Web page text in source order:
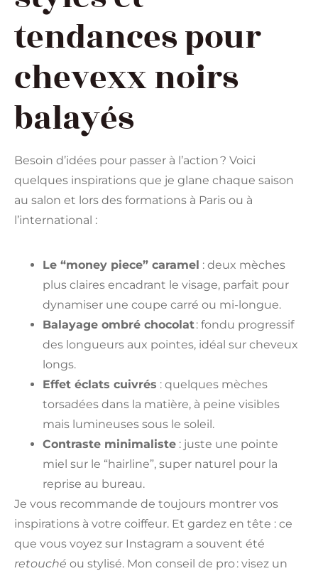
tendances pour
chevexx noirs
balayés
Besoin d’idées pour passer à l’action ? Voici
quelques inspirations que je glane chaque saison
au salon et lors des formations à Paris ou à
l’international :
Le “money piece” caramel : deux mèches
plus claires encadrant le visage, parfait pour
dynamiser une coupe carré ou mi-longue.
Balayage ombré chocolat: fondu progressif
des longueurs aux pointes, idéal sur cheveux
longs.
Effet éclats cuivrés : quelques mèches
torsadées dans la matière, à peine visibles
mais lumineuses sous le soleil.
Contraste minimaliste : juste une pointe
miel sur le “hairline”, super naturel pour la
reprise au bureau.
Je vous recommande de toujours montrer vos
inspirations à votre coiffeur. Et gardez en tête : ce
que vous voyez sur Instagram a souvent été
retouché ou stylisé. Mon conseil de pro : visez un